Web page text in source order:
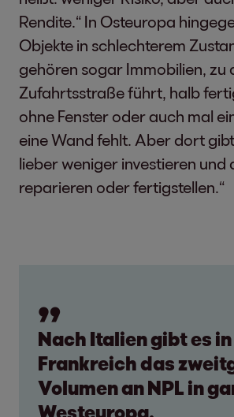
Rendite.“ In Osteuropa
Objekte in schlechterem
gehören sogar Immobilien, zu
Zufahrtsstraße führt, halb
ohne Fenster oder auch mal
eine Wand fehlt. Aber dort
lieber weniger investieren und
reparieren oder fertigstellen.“
Nach Italien gibt es in
Frankreich das
Volumen an NPL in
Westeuropa.